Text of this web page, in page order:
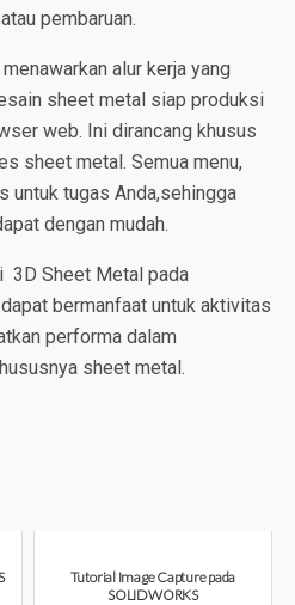
pembaruan.
menawarkan alur kerja yang
sheet metal siap produksi
web. Ini dirancang khusus
sheet metal. Semua menu,
untuk tugas Anda,sehingga
dengan mudah.
3D Sheet Metal pada
bermanfaat untuk aktivitas
performa dalam
sheet metal.
Tutorial Image Capture pada
SOLIDWORKS